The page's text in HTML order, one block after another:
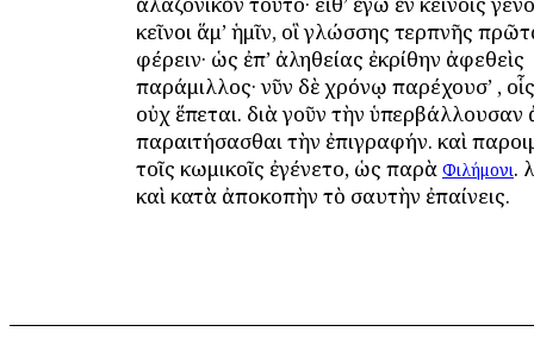
κεῖνοι ἅμ’ ἡμῖν, οἳ γλώσσης τερπνῆς
φέρειν· ὡς ἐπ’ ἀληθείας ἐκρίθην ἀφεθεὶς
παράμιλλος· νῦν δὲ χρόνῳ παρέχουσ’ ,
οὐχ ἕπεται. διὰ γοῦν τὴν ὑπερβάλλουσαν
παραιτήσασθαι τὴν ἐπιγραφήν. καὶ
τοῖς κωμικοῖς ἐγένετο, ὡς παρὰ Φιλήμονι.
καὶ κατὰ ἀποκοπὴν τὸ σαυτὴν ἐπαίνεις.